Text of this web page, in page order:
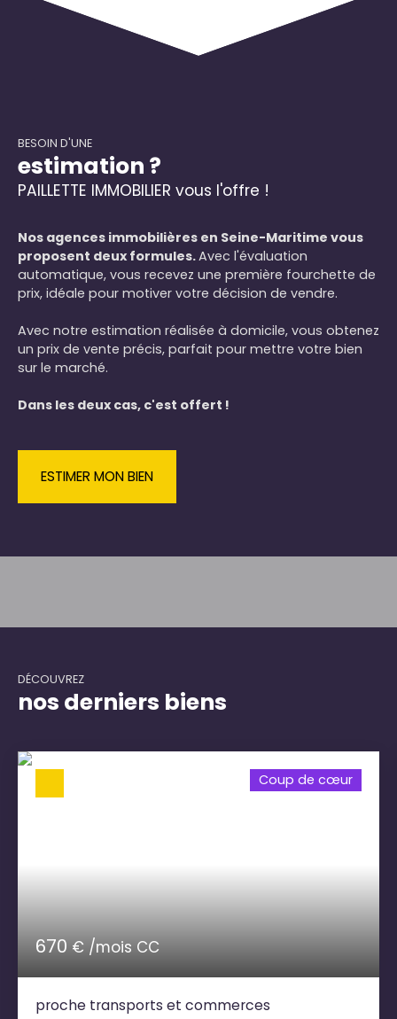
BESOIN D'UNE
estimation ?
PAILLETTE IMMOBILIER vous l'offre !
Nos agences immobilières en Seine-Maritime vous
proposent deux formules.Avec l'évaluation
automatique, vous recevez une première fourchette de
prix, idéale pour motiver votre décision de vendre.
Avec notre estimation réalisée à domicile, vous obtenez
un prix de vente précis, parfait pour mettre votre bien
sur le marché.
Dans les deux cas, c'est offert !
ESTIMER MON BIEN
DÉCOUVREZ
nos derniers biens
670 € /mois CC
Coup de cœur
proche transports et commerces